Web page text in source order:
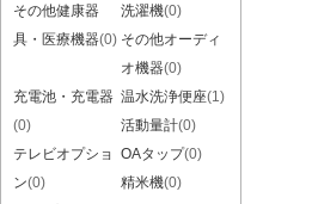
その他健康器
具・医療機器(0)
洗濯機(0)
その他オーディ
オ機器(0)
充電池・充電器
(0)
温水洗浄便座(1)
活動量計(0)
テレビオプショ
ン(0)
OAタップ(0)
精米機(0)